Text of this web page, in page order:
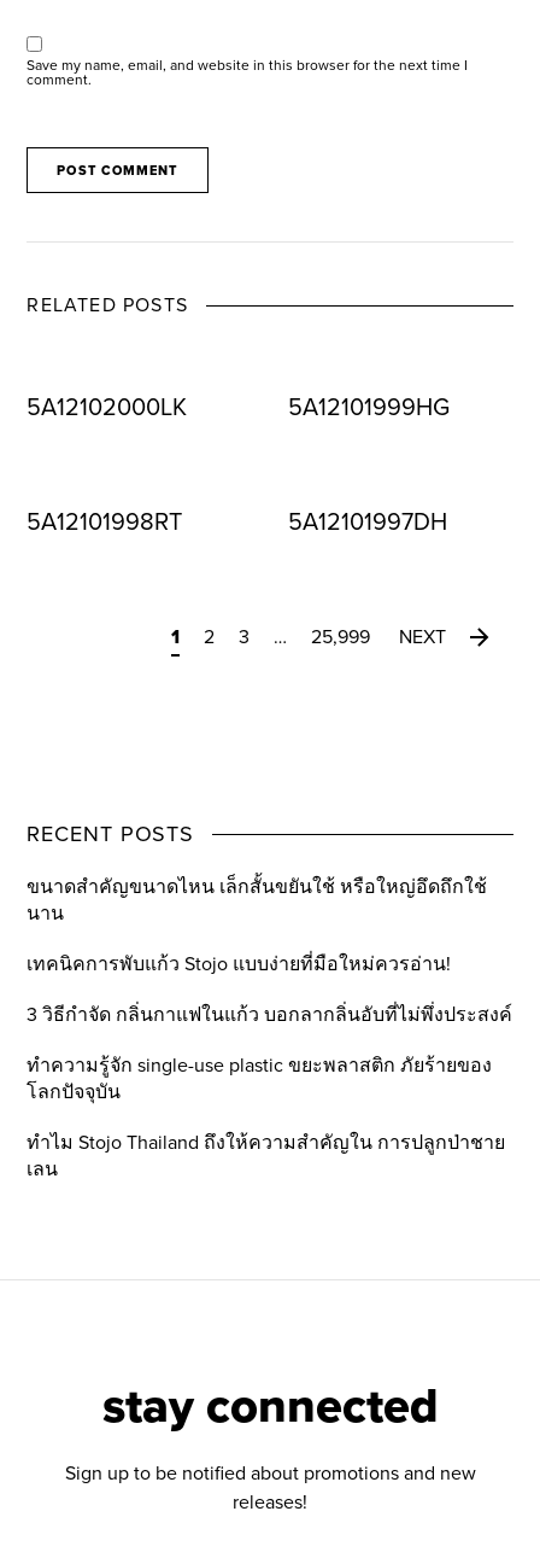
Save my name, email, and website in this browser for the next time I
comment.
RELATED POSTS
5A12102000LK 5A12101999HG
5A12101998RT 5A12101997DH
1 2 3 … 25,999 NEXT
RECENT POSTS
ขนาดสำคัญขนาดไหน เล็กสั้นขยันใช้ หรือใหญ่อึดถึกใช้
นาน
เทคนิคการพับแก้ว Stojo แบบง่ายที่มือใหม่ควรอ่าน!
3 วิธีกำจัด กลิ่นกาแฟในแก้ว บอกลากลิ่นอับที่ไม่พึ่งประสงค์
ทำความรู้จัก single-use plastic ขยะพลาสติก ภัยร้ายของ
โลกปัจจุบัน
ทำไม Stojo Thailand ถึงให้ความสำคัญใน การปลูกป่าชาย
เลน
stay connected
Sign up to be notified about promotions and new
releases!